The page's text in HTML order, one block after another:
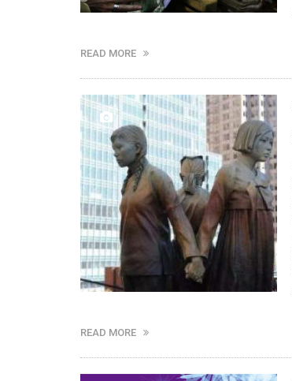
READ MORE
READ MORE